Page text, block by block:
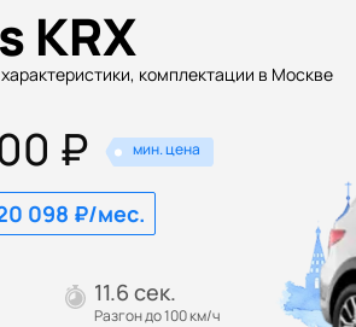
KRX
комплектации в Москве
₽ мин. цена
098 ₽/мес.
11.6 сек.
Разгон до 100 км/ч